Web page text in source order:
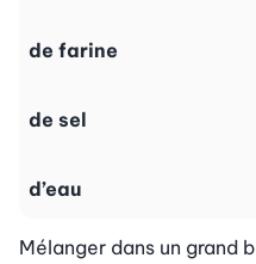
de farine
de sel
d’eau
Mélanger dans un grand